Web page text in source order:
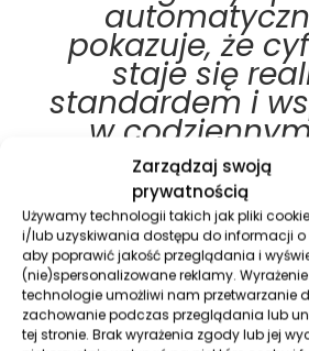
Zarządzaj swoją
prywatnością
Używamy technologii takich jak pliki
i/lub uzyskiwania dostępu do informacji o
aby poprawić jakość przeglądania i
(nie)spersonalizowane reklamy.
technologie umożliwi nam przetwarzanie
zachowanie podczas przeglądania lub
tej stronie. Brak wyrażenia zgody lub jej
pokazuje, że
staje się
standardem i
w
i prowadzeniu
Naszą misją
kreowanie
płatności z
konsumentów i
szczególnie
małych i